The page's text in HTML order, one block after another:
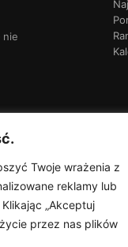
Twoje wrażenia z
reklamy lub
„Akceptuj
przez nas plików
nie